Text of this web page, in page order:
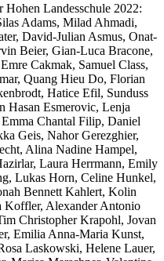
Landesschule 2022:
Adams, Milad Ahmadi,
David-Julian Asmus, Onat-
Beier, Gian-Luca Bracone,
Cakmak, Samuel Class,
Quang Hieu Do, Florian
Hatice Efil, Sunduss
Hasan Esmerovic, Lenja
Chantal Filip, Daniel
Geis, Nahor Gerezghier,
Alina Nadine Hampel,
Laura Herrmann, Emily
Lukas Horn, Celine Hunkel,
Bennett Kahlert, Kolin
Alexander Antonio
Christopher Krapohl, Jovan
Emilia Anna-Maria Kunst,
Laskowski, Helene Lauer,